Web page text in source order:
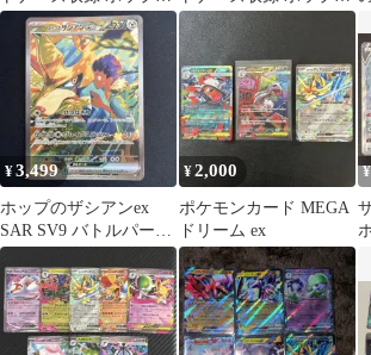
ザシアンex sv9 128/100
SAR #3176
ザシアンex sv9 128/100
SAR #3178
¥3,499
ホップのザシアンex
SAR SV9 バトルパート
ナーズ 128/100
¥2,000
ポケモンカード MEGA
ドリーム ex
¥